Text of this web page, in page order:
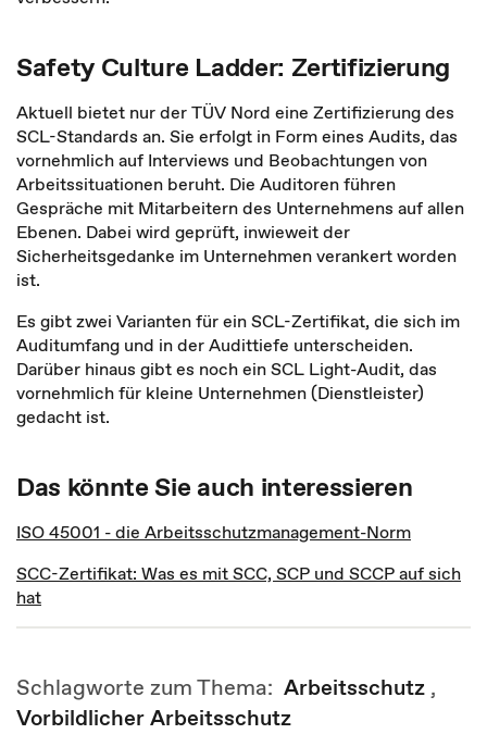
Safety Culture Ladder: Zertifizierung
Aktuell bietet nur der TÜV Nord eine Zertifizierung des
SCL-Standards an. Sie erfolgt in Form eines Audits, das
vornehmlich auf Interviews und Beobachtungen von
Arbeitssituationen beruht. Die Auditoren führen
Gespräche mit Mitarbeitern des Unternehmens auf allen
Ebenen. Dabei wird geprüft, inwieweit der
Sicherheitsgedanke im Unternehmen verankert worden
ist.
Es gibt zwei Varianten für ein SCL-Zertifikat, die sich im
Auditumfang und in der Audittiefe unterscheiden.
Darüber hinaus gibt es noch ein SCL Light-Audit, das
vornehmlich für kleine Unternehmen (Dienstleister)
gedacht ist.
Das könnte Sie auch interessieren
ISO 45001 - die Arbeitsschutzmanagement-Norm
SCC-Zertifikat: Was es mit SCC, SCP und SCCP auf sich
hat
Schlagworte zum Thema: Arbeitsschutz ,
Vorbildlicher Arbeitsschutz